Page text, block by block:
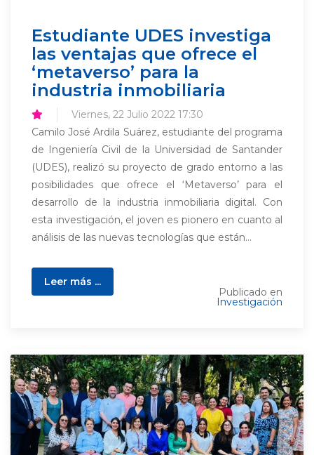
Estudiante UDES investiga
las ventajas que ofrece el
‘metaverso’ para la
industria inmobiliaria
Viernes, 22 Julio 2022 17:30
Camilo José Ardila Suárez, estudiante del programa
de Ingeniería Civil de la Universidad de Santander
(UDES), realizó su proyecto de grado entorno a las
posibilidades que ofrece el ‘Metaverso’ para el
desarrollo de la industria inmobiliaria digital. Con
esta investigación, el joven es pionero en cuanto al
análisis de las nuevas tecnologías que están...
Leer más ...
Publicado en
Investigación